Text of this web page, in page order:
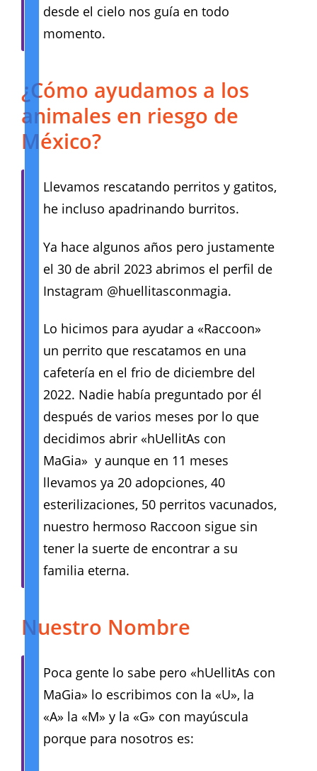
desde el cielo nos guía en todo
momento.
¿Cómo ayudamos a los
animales en riesgo de
México?
Llevamos rescatando perritos y gatitos,
he incluso apadrinando burritos.
Ya hace algunos años pero justamente
el 30 de abril 2023 abrimos el perfil de
Instagram @huellitasconmagia.
Lo hicimos para ayudar a «Raccoon»
un perrito que rescatamos en una
cafetería en el frio de diciembre del
2022. Nadie había preguntado por él
después de varios meses por lo que
decidimos abrir «hUellitAs con
MaGia» y aunque en 11 meses
llevamos ya 20 adopciones, 40
esterilizaciones, 50 perritos vacunados,
nuestro hermoso Raccoon sigue sin
tener la suerte de encontrar a su
familia eterna.
Nuestro Nombre
Poca gente lo sabe pero «hUellitAs con
MaGia» lo escribimos con la «U», la
«A» la «M» y la «G» con mayúscula
porque para nosotros es: